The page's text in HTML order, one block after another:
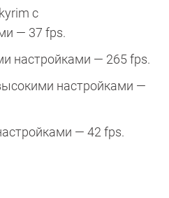
с
— 37 fps.
настройками — 265 fps.
настройками —
— 42 fps.